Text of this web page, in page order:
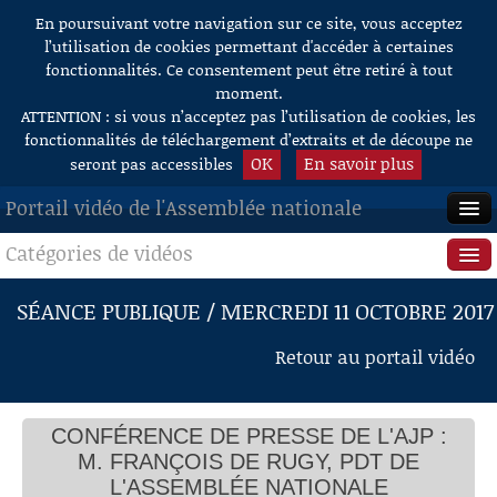
Aller au contenu
En poursuivant votre navigation sur ce site, vous acceptez
l’utilisation de cookies permettant d'accéder à certaines
fonctionnalités. Ce consentement peut être retiré à tout
moment.
ATTENTION : si vous n’acceptez pas l’utilisation de cookies, les
fonctionnalités de téléchargement d’extraits et de découpe ne
seront pas accessibles
OK En savoir plus
Portail vidéo de l'Assemblée nationale
ACCUEIL
EN DIRECT
RECHERCHE
AIDE À LA DÉCOUPE
DE VIDÉOS
Catégories de vidéos
Séance publique
Questions au Gouvernement
Commissions
Présidence
Évènements
SÉANCE PUBLIQUE / MERCREDI 11 OCTOBRE 2017
Retour au portail vidéo
CONFÉRENCE DE PRESSE DE L'AJP :
M. FRANÇOIS DE RUGY, PDT DE
L'ASSEMBLÉE NATIONALE